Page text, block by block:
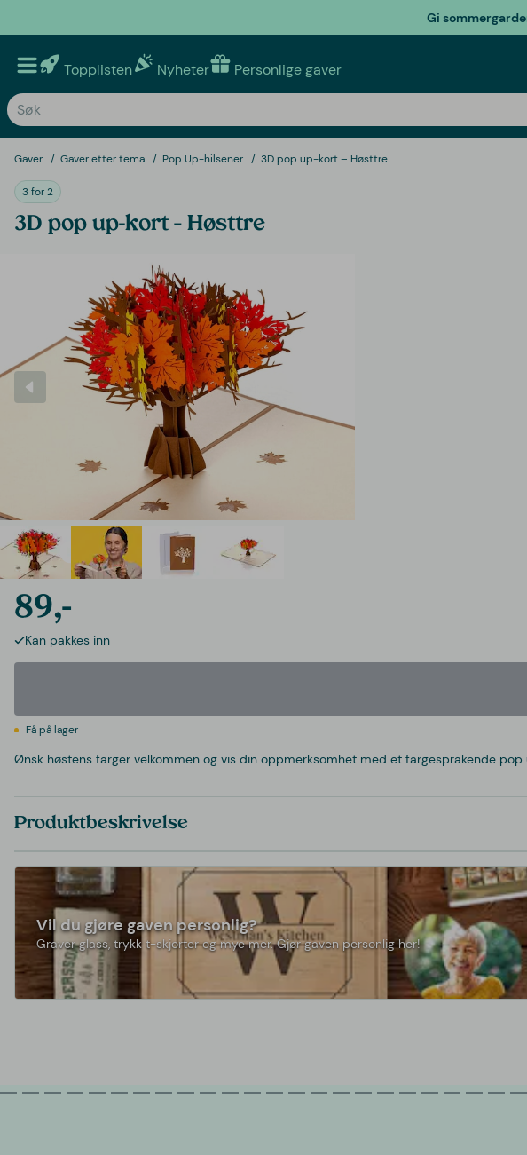
Gi
Topplisten Nyheter Personlige gaver
Gaver Gaver etter tema Pop Up-hilsener 3D pop up-kort – Høsttre
3 for 2
3D pop up-kort – Høsttre
89,-
Kan pakkes inn
Få på lager
Ønsk høstens farger velkommen og vis din oppmerksomhet med et fargesprakende
Produktbeskrivelse
Vil du gjøre gaven personlig?
Graver glass, trykk t-skjorter og mye mer. Gjør gaven personlig her!